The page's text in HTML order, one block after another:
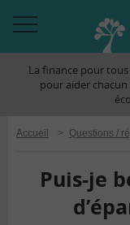
àLa finance pour
pour aider chacun
Accueil > Questions /
Puis-je